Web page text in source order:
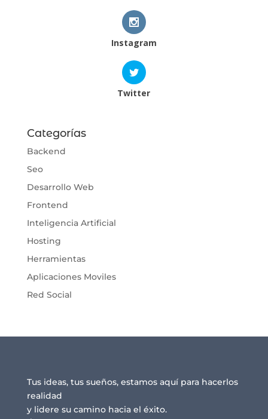
Instagram
Twitter
Categorías
Backend
Seo
Desarrollo Web
Frontend
Inteligencia Artificial
Hosting
Herramientas
Aplicaciones Moviles
Red Social
Tus ideas, tus sueños, estamos aquí para hacerlos
realidad
y lidere su camino hacia el éxito.